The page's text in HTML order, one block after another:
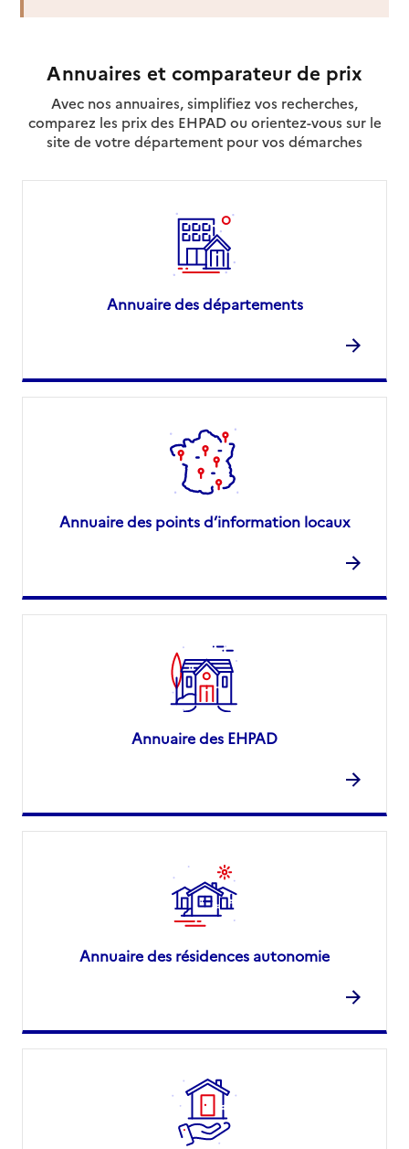
Annuaires et comparateur de prix
Avec nos annuaires, simplifiez vos recherches,
comparez les prix des EHPAD ou orientez-vous sur le
site de votre département pour vos démarches
Annuaire des départements
Annuaire des points d’information locaux
Annuaire des EHPAD
Annuaire des résidences autonomie